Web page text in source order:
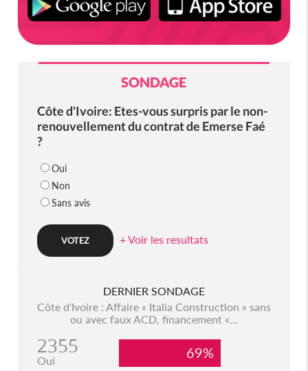
SONDAGE
Côte d'Ivoire: Etes-vous surpris par le non-
renouvellement du contrat de Emerse Faé
?
Oui
Non
Sans avis
+ Voir les resultats
DERNIER SONDAGE
Côte d'Ivoire : Affaire « Italia Construction » sans
ou avec faux ACD, financement «...
2355
Oui 69%